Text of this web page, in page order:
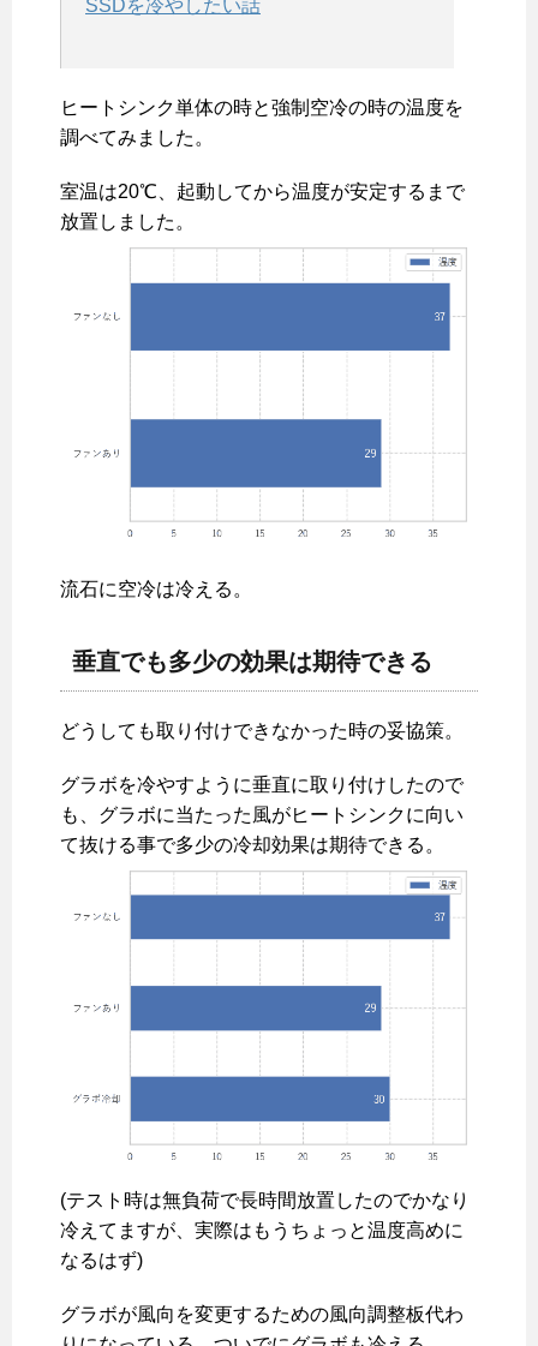
SSDを冷やしたい話
ヒートシンク単体の時と強制空冷の時の温度を
調べてみました。
室温は20℃、起動してから温度が安定するまで
放置しました。
流石に空冷は冷える。
垂直でも多少の効果は期待できる
どうしても取り付けできなかった時の妥協策。
グラボを冷やすように垂直に取り付けしたので
も、グラボに当たった風がヒートシンクに向い
て抜ける事で多少の冷却効果は期待できる。
(テスト時は無負荷で長時間放置したのでかなり
冷えてますが、実際はもうちょっと温度高めに
なるはず)
グラボが風向を変更するための風向調整板代わ